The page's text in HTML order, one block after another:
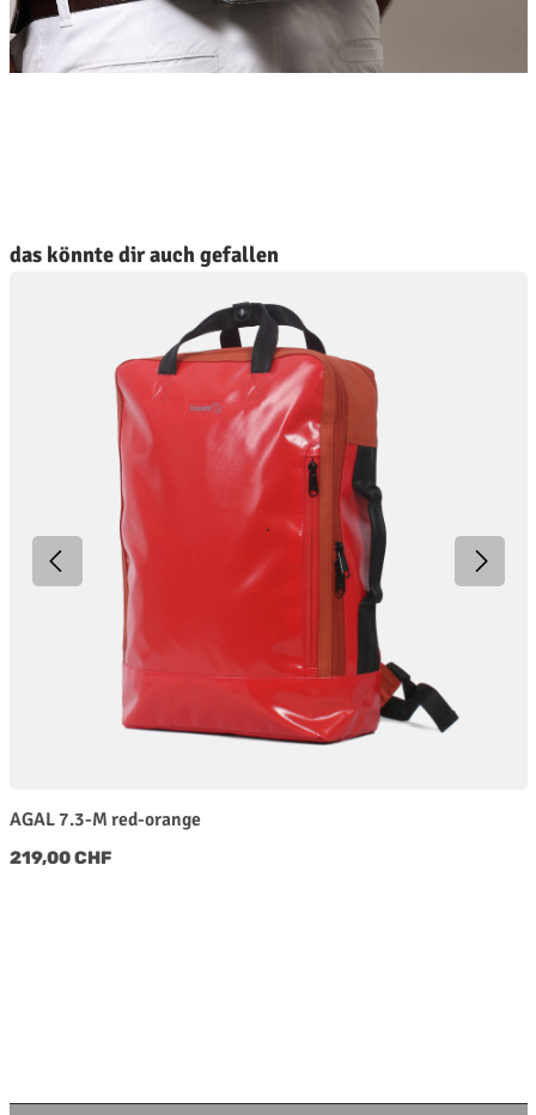
das könnte dir auch gefallen
AGAL 7.3-M red-orange
Regulärer Preis:
219,00 CHF